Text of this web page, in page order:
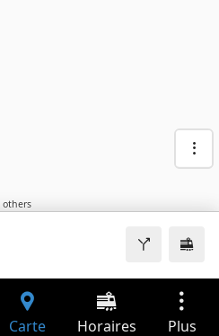
others
Carte Horaires Plus